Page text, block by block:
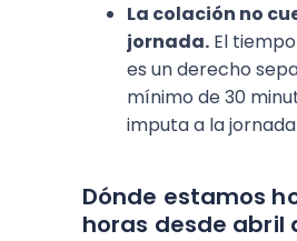
La colación no
jornada. El
es un derecho
mínimo de 30
imputa a la
Dónde estamos
horas desde abril